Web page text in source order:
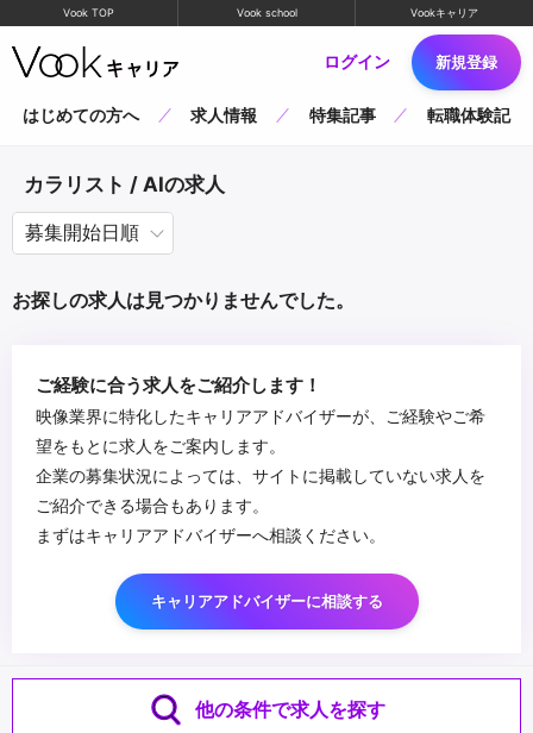
Vook TOP Vook school Vookキャリア
ログイン 新規登録
はじめての方へ 求人情報 特集記事 転職体験記
カラリスト / AIの求人
お探しの求人は見つかりませんでした。
ご経験に合う求人をご紹介します！
映像業界に特化したキャリアアドバイザーが、ご経験やご希
望をもとに求人をご案内します。
企業の募集状況によっては、サイトに掲載していない求人を
ご紹介できる場合もあります。
まずはキャリアアドバイザーへ相談ください。
キャリアアドバイザーに相談する
他の条件で求人を探す